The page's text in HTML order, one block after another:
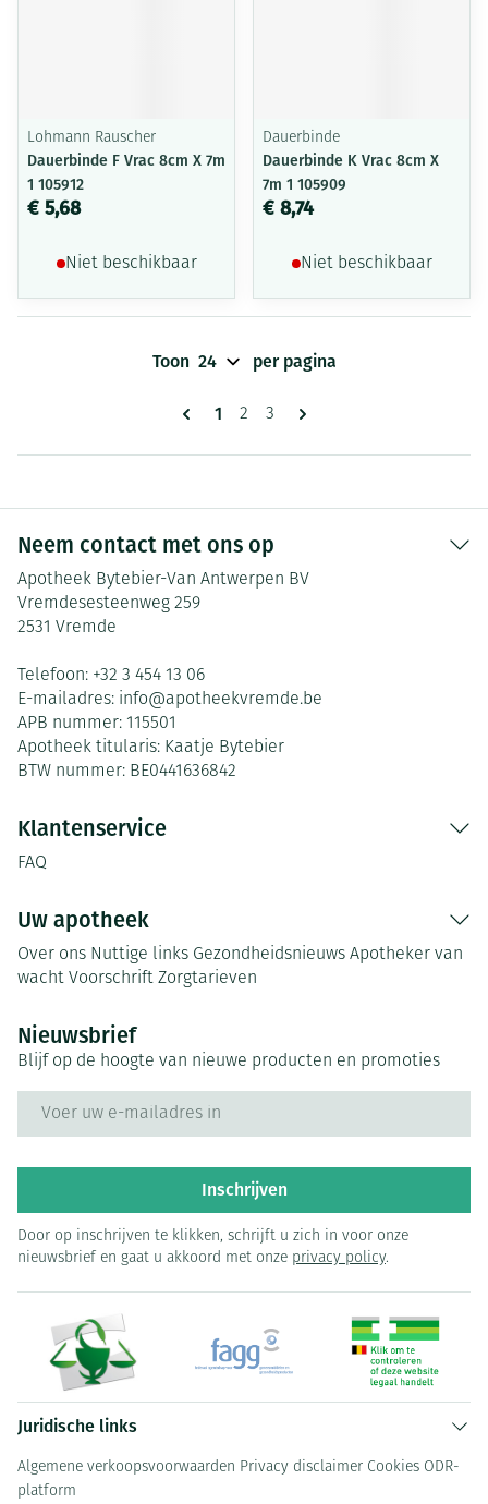
Lohmann Rauscher
Dauerbinde F Vrac 8cm X 7m
1 105912
€ 5,68
Niet beschikbaar
Dauerbinde
Dauerbinde K Vrac 8cm X
7m 1 105909
€ 8,74
Niet beschikbaar
Pagina's
U lees momenteel pagina
1 Pagina
2 Pagina
3
Toon per pagina
Neem contact met ons op
Apotheek Bytebier-Van Antwerpen BV
Vremdesesteenweg 259
2531 Vremde
Telefoon: +32 3 454 13 06
E-mailadres: info@apotheekvremde.be
APB nummer: 115501
Apotheek titularis: Kaatje Bytebier
BTW nummer: BE0441636842
Klantenservice
FAQ
Uw apotheek
Over ons Nuttige links Gezondheidsnieuws Apotheker van
wacht Voorschrift Zorgtarieven
Nieuwsbrief
Blijf op de hoogte van nieuwe producten en promoties
Inschrijven
Door op inschrijven te klikken, schrijft u zich in voor onze
nieuwsbrief en gaat u akkoord met onze privacy policy.
Juridische links
Algemene verkoopsvoorwaarden Privacy disclaimer Cookies ODR-
platform